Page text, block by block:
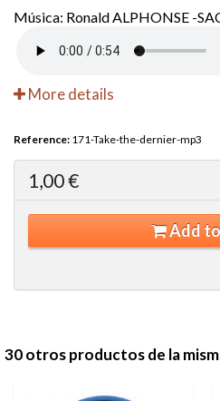
Música: Ronald ALPHONSE -
More details
Reference: 171-Take-the-dernier-mp3
1,00 €
Add
30 otros productos de la